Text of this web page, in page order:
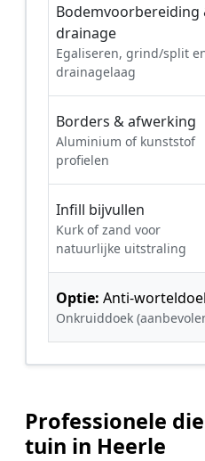
Bodemvoorbereiding
drainage
Egaliseren, grind/split
drainagelaag
Borders & afwerking
Aluminium of kunststof
profielen
Infill bijvullen
Kurk of zand voor
natuurlijke uitstraling
Optie: Anti-
Onkruiddoek
Professionele
tuin in Heerle